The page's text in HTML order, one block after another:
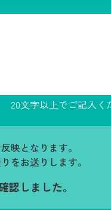
20文字以上でご記入く
映となります。
をお送りします。
認しました。